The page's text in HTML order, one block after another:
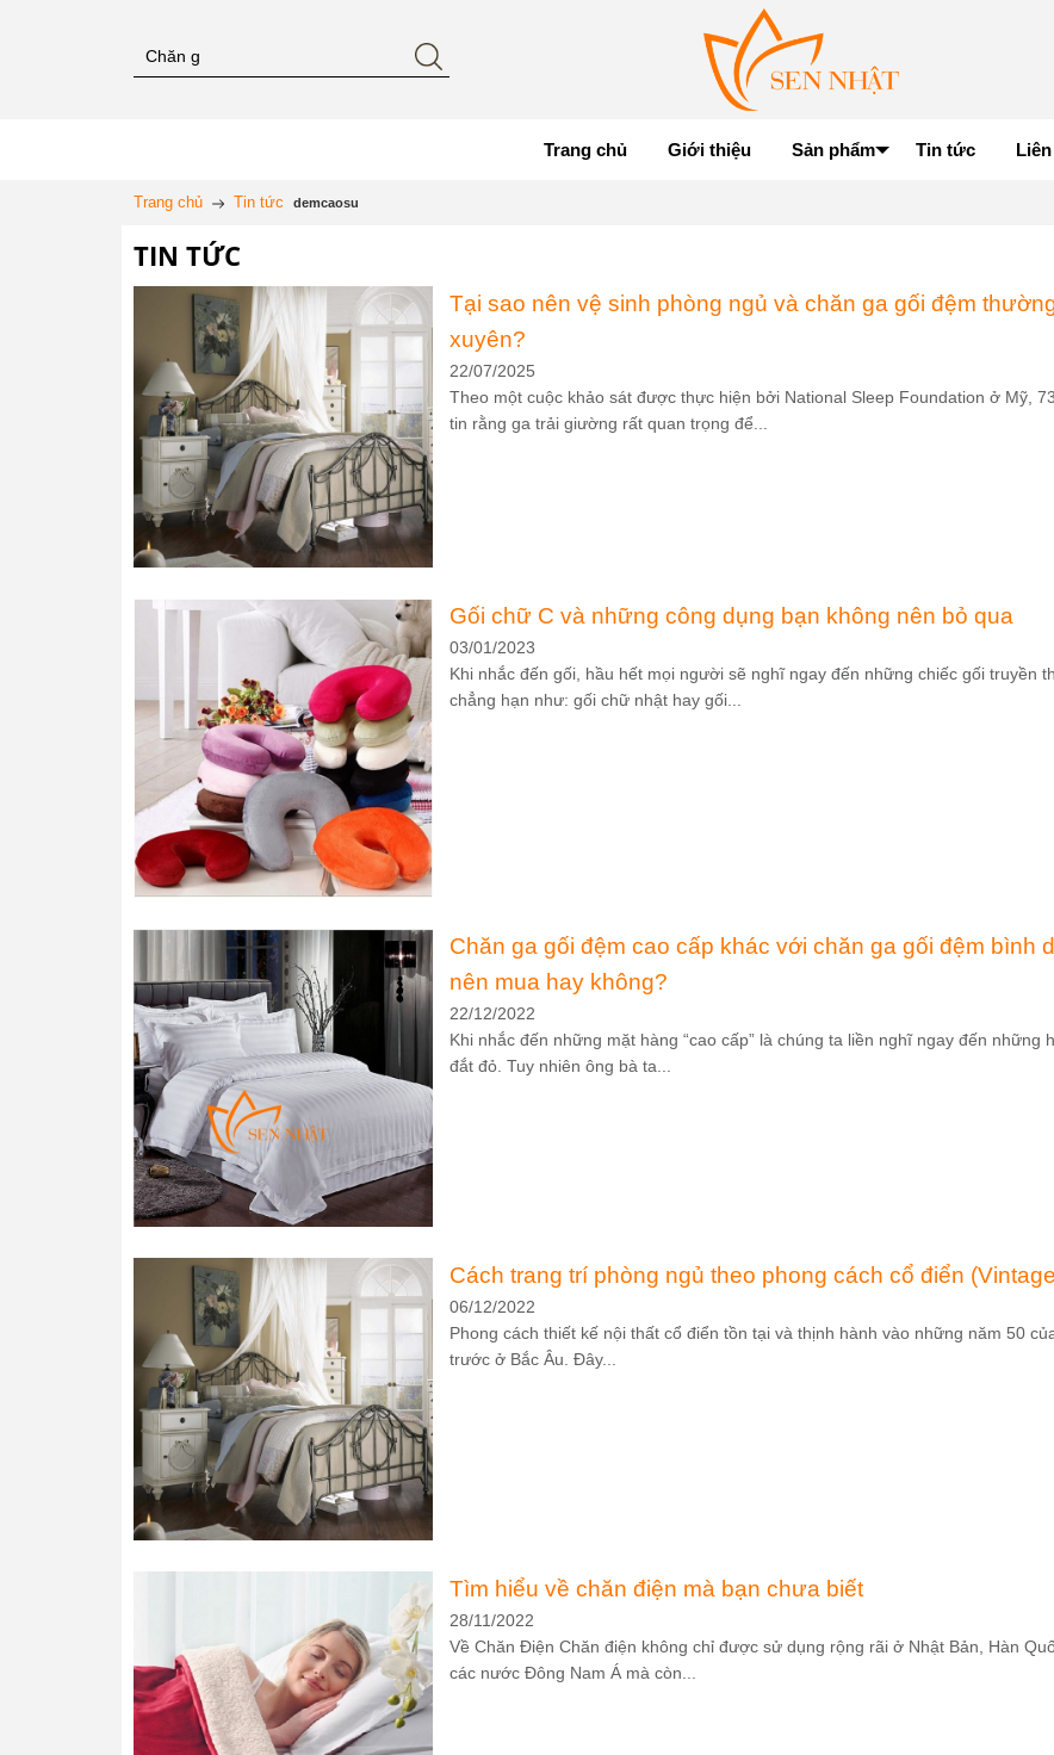
Trang chủ Giới thiệu Sản phẩm Tin tức
Trang chủ Tin tức demcaosu
TIN TỨC
Tại sao nên vệ sinh phòng ngủ và chăn ga gối đệm
xuyên?
22/07/2025
Theo một cuộc khảo sát được thực hiện bởi National Sleep Foundation ở Mỹ,
tin rằng ga trải giường rất quan trọng để...
Gối chữ C và những công dụng bạn không nên bỏ qua
03/01/2023
Khi nhắc đến gối, hầu hết mọi người sẽ nghĩ ngay đến những chiếc gối truyền
chẳng hạn như: gối chữ nhật hay gối...
Chăn ga gối đệm cao cấp khác với chăn ga gối đệm bình
nên mua hay không?
22/12/2022
Khi nhắc đến những mặt hàng “cao cấp” là chúng ta liền nghĩ ngay đến những
đắt đỏ. Tuy nhiên ông bà ta...
Cách trang trí phòng ngủ theo phong cách cổ điển
06/12/2022
Phong cách thiết kế nội thất cổ điển tồn tại và thịnh hành vào những năm 50
trước ở Bắc Âu. Đây...
Tìm hiểu về chăn điện mà bạn chưa biết
28/11/2022
Về Chăn Điện Chăn điện không chỉ được sử dụng rộng rãi ở Nhật Bản, Hàn
các nước Đông Nam Á mà còn...